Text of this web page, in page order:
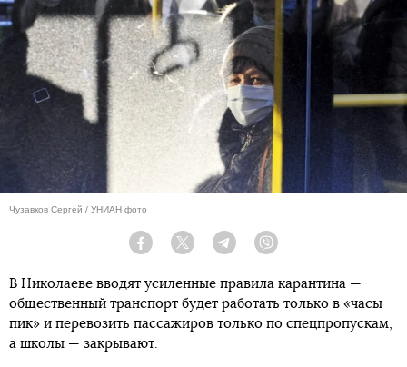
Чузавков Сергей / УНИАН фото
Facebook Twitter Telegram
В Николаеве вводят усиленные правила карантина —
общественный транспорт будет работать только в «часы
пик» и перевозить пассажиров только по спецпропускам,
а школы — закрывают.